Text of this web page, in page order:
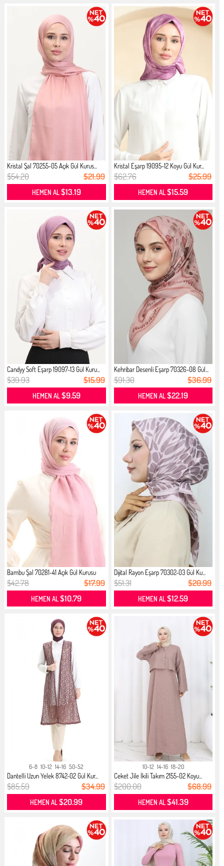
Kristal Şal 70255-05 Açık Gül Kurus...
$54.20 $21.99
HEMEN AL$13.19
Kristal Eşarp 19095-12 Koyu Gül Kur...
$62.76 $25.99
HEMEN AL$15.59
Candyy Soft Eşarp 19097-13 Gül Kuru...
$39.93 $15.99
HEMEN AL$9.59
Kehribar Desenli Eşarp 70326-08 Gül...
$91.30 $36.99
HEMEN AL$22.19
Bambu Şal 70281-41 Açık Gül Kurusu
$42.78 $17.99
HEMEN AL$10.79
Dijital Rayon Eşarp 70302-03 Gül Ku...
$51.31 $20.99
HEMEN AL$12.59
6-8 10-12 14-16 50-52
Dantelli Uzun Yelek 8742-02 Gül Kur...
$85.59 $34.99
HEMEN AL$20.99
10-12 14-16 18-20
Ceket Jile İkili Takım 2155-02 Koyu...
$200.00 $68.99
HEMEN AL$41.39